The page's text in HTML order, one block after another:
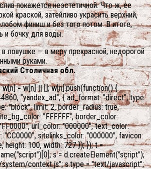
покажется неэстетичной. Что ж, ее
краской, затейливо украсить верхний,
финиш и без того потом. В итоге,
и бочку для воды.
ловушке — в меру прекрасной, недорогой
руками.
Столичная обл.
= w[n] || []; w[n].push(function() {
"yandex_ad", { ad_format: "direct", type:
"block", limit: 2, border_radius: true,
"FFFFFF", border_color:
url_color: "000000", text_color:
"CC0000", sitelinks_color: "000000", favicon:
height: 100, width: 727 }); }); t =
s = d.createElement("script");
system/context.js"; s.type = "text/javascript";